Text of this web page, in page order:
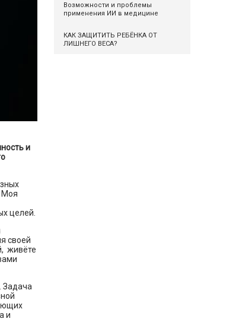
и
Моя
целей.
своей
живёте
Задача
и
Возможности и проблемы
применения ИИ в медицине
КАК ЗАЩИТИТЬ РЕБЁНКА ОТ
ЛИШНЕГО ВЕСА?